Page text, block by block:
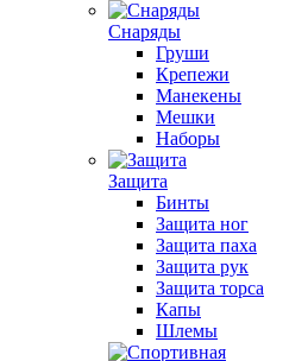
Снаряды
Груши
Крепежи
Манекены
Мешки
Наборы
Защита
Бинты
Защита ног
Защита паха
Защита рук
Защита торса
Капы
Шлемы